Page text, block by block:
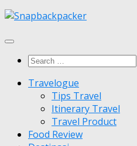
Skip
content
Search
Travelogue
Tips Travel
Itinerary Travel
Travel Product
Food Review